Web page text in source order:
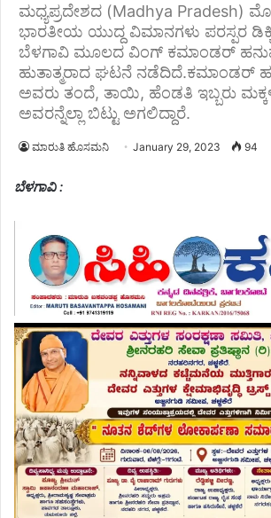
ಮಧ್ಯಪ್ರದೇಶದ (Madhya Pradesh)
ಭಾರತೀಯ ಯುದ್ದ ವಿಮಾನಗಳು ಪರಸ್ಪರ
ಬೆಳಗಾವಿ ಮೂಲದ ವಿಂಗ್ ಕಮಾಂಡರ್
ಹುತಾತ್ಮರಾದ ಘಟನೆ ನಡೆದಿದೆ.ಕಮಾಂಡರ್
ಅವರು ತಂದೆ, ತಾಯಿ, ಹೆಂಡತಿ ಇಬ್ಬರು
ಅವರನ್ನೆಲ್ಲಾ ಬಿಟ್ಟು ಅಗಲಿದ್ದಾರೆ.
ಮಾರುತಿ ಹೊಸಮನಿ January 29, 2023 94
ಬೆಳಗಾವಿ :